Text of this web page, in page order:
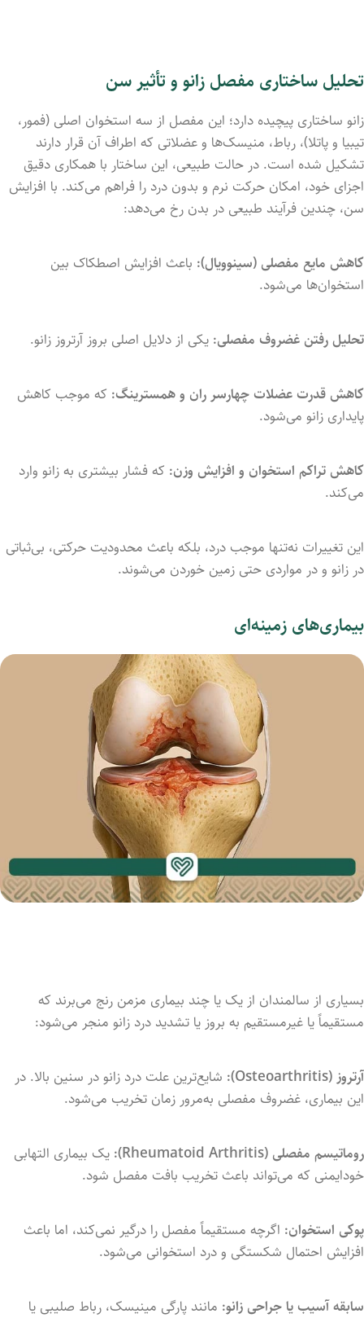
تحلیل ساختاری مفصل زانو و تأثیر سن
زانو ساختاری پیچیده دارد؛ این مفصل از سه استخوان اصلی (فمور،
تیبیا و پاتلا)، رباط‌، منیسک‌ها و عضلاتی که اطراف آن قرار دارند
تشکیل شده است. در حالت طبیعی، این ساختار با همکاری دقیق
اجزای خود، امکان حرکت نرم و بدون درد را فراهم می‌کند. با افزایش
سن، چندین فرآیند طبیعی در بدن رخ می‌دهد:
کاهش مایع مفصلی (سینوویال): باعث افزایش اصطکاک بین
استخوان‌ها می‌شود.
تحلیلرفتن غضروف مفصلی: یکی از دلایل اصلی بروز آرتروز زانو.
کاهش قدرت عضلات چهارسر ران وهمسترینگ: که موجب کاهش
پایداری زانو می‌شود.
کاهش تراکم استخوان و افزایش وزن: کهفشار بیشتری بهزانو وارد
می‌کند.
این تغییرات نه‌تنها موجب درد، بلکه باعث محدودیت حرکتی، بی‌ثباتی
در زانو و در مواردی حتی زمین خوردن می‌شوند.
بیماری‌های زمینه‌ای
بسیاری از سالمندان از یک یا چند بیماری مزمن رنج می‌برند که
مستقیماًیا غیرمستقیم به بروز یا تشدید درد زانو منجر می‌شود:
آرتروز (Osteoarthritis): شایع‌ترین علت درد زانو در سنین بالا. در
این بیماری، غضروف مفصلی به‌مرور زمان تخریب می‌شود.
روماتیسم مفصلی ( Rheumatoid Arthritis): یک بیماری التهابی
خودایمنی که می‌تواند باعث تخریب بافت مفصل شود.
پوکی استخوان: اگرچه مستقیماًمفصل را درگیر نمی‌کند، اما باعث
افزایش احتمال شکستگی و درد استخوانی می‌شود.
سابقهآسیب یاجراحی زانو: مانند پارگی مینیسک، رباط صلیبی یا